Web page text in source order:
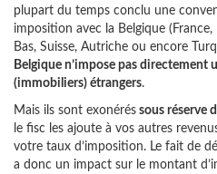
plupart du temps conclu une
imposition avec la Belgique (France,
Bas, Suisse, Autriche ou encore
Belgique n’impose pas directement
(immobiliers) étrangers.
Mais ils sont exonérés sous réserve
le fisc les ajoute à vos autres
votre taux d’imposition. Le fait de
a donc un impact sur le montant